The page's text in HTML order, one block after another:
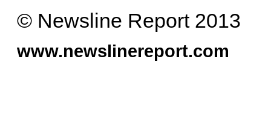
© Newsline Report 2013
www.newslinereport.com